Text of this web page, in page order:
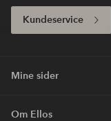
Kundeservice
Mine sider
Om Ellos